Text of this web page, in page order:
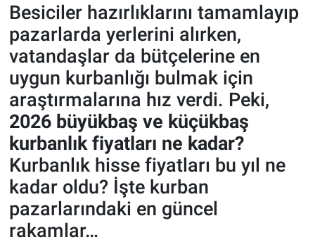
Besiciler hazırlıklarını tamamlayıp
pazarlarda yerlerini alırken,
vatandaşlar da bütçelerine en
uygun kurbanlığı bulmak için
araştırmalarına hız verdi. Peki,
2026 büyükbaş ve küçükbaş
kurbanlık fiyatları ne kadar?
Kurbanlık hisse fiyatları bu yıl ne
kadar oldu? İşte kurban
pazarlarındaki en güncel
rakamlar…